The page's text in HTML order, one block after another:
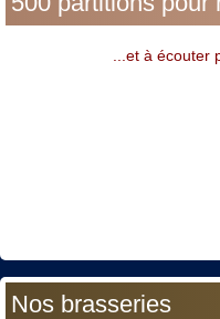
...et à écouter
Nos brasseries